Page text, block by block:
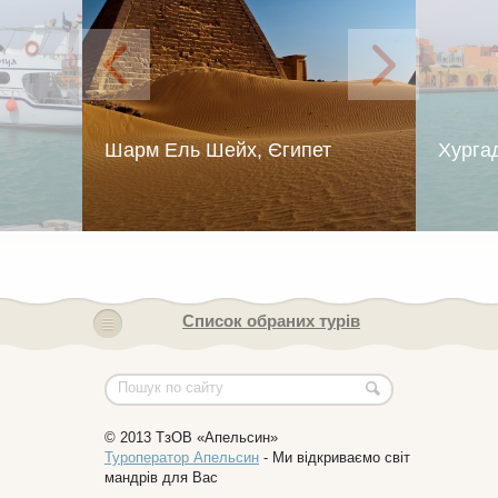
Ви
Шарм Ель Шейх, Єгипет
Родзинкою подорожі в Шарм-
Ель-Шейх вважають катання
справжньому батискафі
Список обраних турів
© 2013 ТзОВ «Апельсин»
Туроператор Апельсин - Ми відкриваємо світ
мандрів для Вас